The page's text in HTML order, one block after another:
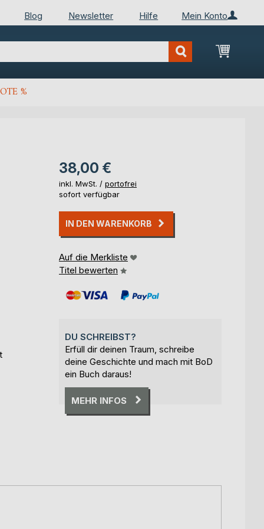
Mein Konto
Blog Newsletter Hilfe
Mein
%
38,00 €
inkl. MwSt. / portofrei
sofort verfügbar
IN DEN WARENKORB
Auf die Merkliste
Titel bewerten
DU SCHREIBST?
Erfüll dir deinen Traum, schreibe
deine Geschichte und mach mit BoD
ein Buch daraus!
MEHR INFOS